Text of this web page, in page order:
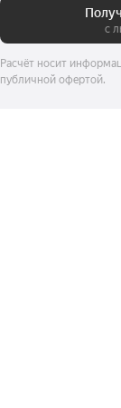
с
Расчёт носит
публичной офертой.